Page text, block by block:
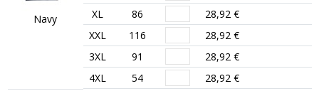
Navy
XL
86
28,92 €
XXL
116
28,92 €
3XL
91
28,92 €
4XL
54 28,92 €